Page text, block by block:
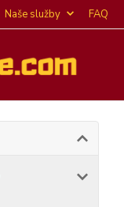
Naše služby FAQ